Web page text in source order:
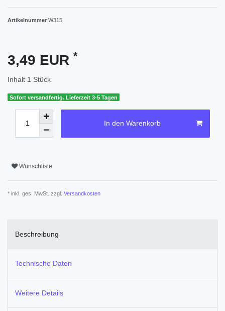
Artikelnummer W315
3,49 EUR *
Inhalt 1 Stück
Sofort versandfertig. Lieferzeit 3-5 Tagen
In den Warenkorb
Wunschliste
* inkl. ges. MwSt. zzgl. Versandkosten
Beschreibung
Technische Daten
Weitere Details